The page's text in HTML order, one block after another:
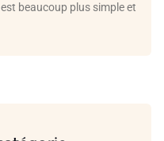
beaucoup plus simple et